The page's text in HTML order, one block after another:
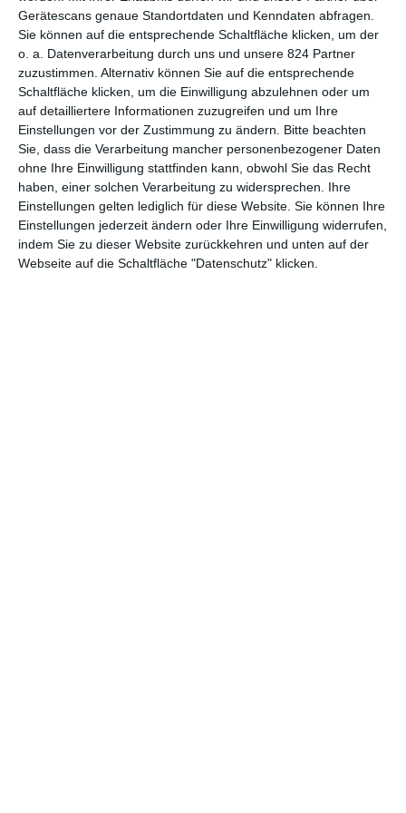
Gerätescans genaue Standortdaten und Kenndaten abfragen.
Sie können auf die entsprechende Schaltfläche klicken, um der
o. a. Datenverarbeitung durch uns und unsere 824 Partner
zuzustimmen. Alternativ können Sie auf die entsprechende
Schaltfläche klicken, um die Einwilligung abzulehnen oder um
auf detailliertere Informationen zuzugreifen und um Ihre
Einstellungen vor der Zustimmung zu ändern.
Bitte beachten
Sie, dass die Verarbeitung mancher personenbezogener Daten
ohne Ihre Einwilligung stattfinden kann, obwohl Sie das Recht
haben, einer solchen Verarbeitung zu widersprechen. Ihre
Einstellungen gelten lediglich für diese Website. Sie können Ihre
Einstellungen jederzeit ändern oder Ihre Einwilligung widerrufen,
indem Sie zu dieser Website zurückkehren und unten auf der
Webseite auf die Schaltfläche "Datenschutz" klicken.
Größer, lauter, bescheuerter
Wer beispielsweise die Reihe nie angeschaut hat, in der
Erwartung, dass sich dort alles nur um Autorennen dreht, der
wird hier seinen Augen kaum trauen. Natürlich darf auch in
& Furious 8kräftig aufs Gaspedal getreten werden. Regisseur
Gary Gray(Straight Outta Compton) und Drehbuchautor
Morgan
(47 Ronin
) lassen Dom im schönen Kuba seine
Fahrkünste demonstrieren. Wenn hier ein spontanes Wettrennen
vorbei an malerisch heruntergekommenen Kulissen jedoch nach
einem konventionellen Start immer absurder wird, dann wird der
Ton für die folgenden zwei Stunden festgelegt: je bescheuerter,
je lauter, je explosiver, desto besser.